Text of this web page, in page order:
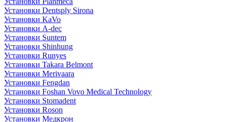
Установки Dentsply Sirona
Установки KaVo
Установки A-dec
Установки Suntem
Установки Shinhung
Установки Runyes
Установки Takara Belmont
Установки Merivaara
Установки Fengdan
Установки Foshan Vovo Medical Technology
Установки Stomadent
Установки Roson
Установки Медкрон